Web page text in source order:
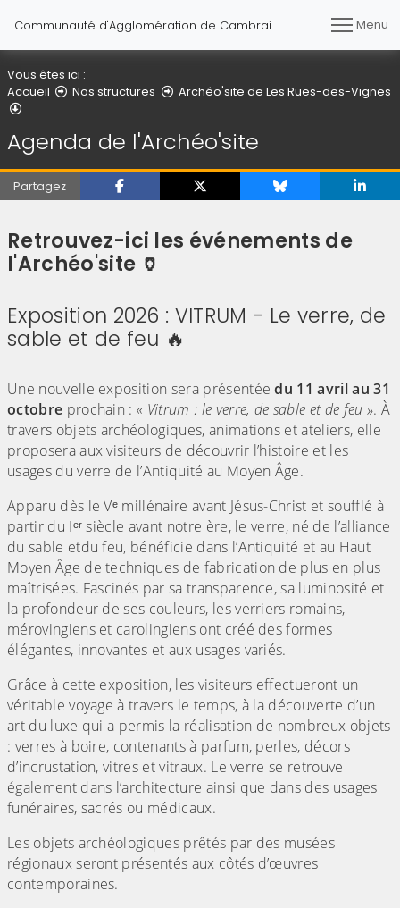
Communauté d'Agglomération de Cambrai Menu
Vous êtes ici :
Accueil
Nos structures
Archéo'site de Les Rues-des-Vignes
Agenda de l'Archéo'site
Partagez
Retrouvez-ici les événements de
l'Archéo'site 🏺
Exposition 2026 : VITRUM - Le verre, de
sable et de feu 🔥
Une nouvelle exposition sera présentéedu 11 avril au 31
octobre prochain :« Vitrum : le verre, de sable et de feu ». À
travers objets archéologiques, animations et ateliers, elle
proposera aux visiteurs de découvrir l’histoire et les
usages du verre de l’Antiquité au Moyen Âge.
Apparu dès le Vᵉ millénaire avant Jésus-Christ et soufflé à
partir du Iᵉʳ siècle avant notre ère, le verre, né de l’alliance
du sable etdu feu, bénéficie dans l’Antiquité et au Haut
Moyen Âge de techniques de fabrication de plus en plus
maîtrisées. Fascinés par sa transparence, sa luminosité et
la profondeur de ses couleurs, les verriers romains,
mérovingiens et carolingiens ont créé des formes
élégantes, innovantes et aux usages variés.
Grâce à cette exposition, les visiteurs effectueront un
véritable voyage à travers le temps, à la découverte d’un
art du luxe qui a permis la réalisation de nombreux objets
: verres à boire, contenants à parfum, perles, décors
d’incrustation, vitres et vitraux. Le verre se retrouve
également dans l’architecture ainsi que dans des usages
funéraires, sacrés ou médicaux.
Les objets archéologiques prêtés par des musées
régionaux seront présentés aux côtés d’œuvres
contemporaines.